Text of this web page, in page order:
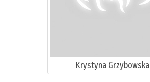
Krystyna Grzybowska